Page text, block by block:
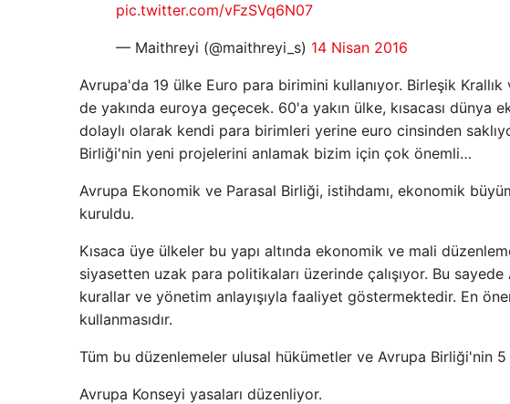
pic.twitter.com/vFzSVq6N07
— Maithreyi (@maithreyi_s) 14 Nisan 2016
Avrupa'da 19 ülke Euro para birimini kullanıyor. Birleşik
de yakında euroya geçecek. 60'a yakın ülke, kısacası
dolaylı olarak kendi para birimleri yerine euro cinsinden
Birliği'nin yeni projelerini anlamak bizim için çok önemli…
Avrupa Ekonomik ve Parasal Birliği, istihdamı, ekonomik
kuruldu.
Kısaca üye ülkeler bu yapı altında ekonomik ve mali
siyasetten uzak para politikaları üzerinde çalışıyor. Bu
kurallar ve yönetim anlayışıyla faaliyet göstermektedir. En
kullanmasıdır.
Tüm bu düzenlemeler ulusal hükümetler ve Avrupa Birliği'nin 5
Avrupa Konseyi yasaları düzenliyor.